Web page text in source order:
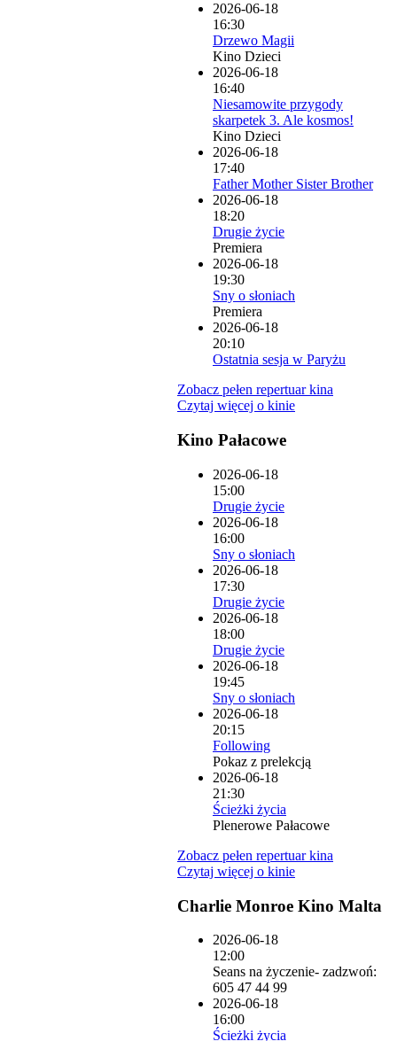
2026-06-18
16:30
Drzewo Magii
Kino Dzieci
2026-06-18
16:40
Niesamowite przygody
skarpetek 3. Ale kosmos!
Kino Dzieci
2026-06-18
17:40
Father Mother Sister Brother
2026-06-18
18:20
Drugie życie
Premiera
2026-06-18
19:30
Sny o słoniach
Premiera
2026-06-18
20:10
Ostatnia sesja w Paryżu
Zobacz pełen repertuar kina
Czytaj więcej o kinie
Kino Pałacowe
2026-06-18
15:00
Drugie życie
2026-06-18
16:00
Sny o słoniach
2026-06-18
17:30
Drugie życie
2026-06-18
18:00
Drugie życie
2026-06-18
19:45
Sny o słoniach
2026-06-18
20:15
Following
Pokaz z prelekcją
2026-06-18
21:30
Ścieżki życia
Plenerowe Pałacowe
Zobacz pełen repertuar kina
Czytaj więcej o kinie
Charlie Monroe Kino Malta
2026-06-18
12:00
Seans na życzenie- zadzwoń:
605 47 44 99
2026-06-18
16:00
Ścieżki życia